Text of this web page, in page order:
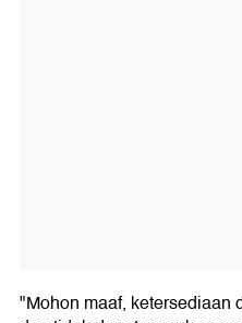
"Mohon maaf, ketersediaan